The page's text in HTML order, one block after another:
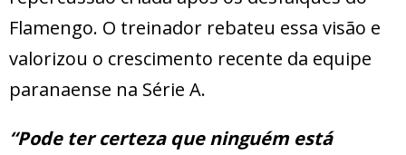
Flamengo. O treinador rebateu essa visão e
valorizou o crescimento recente da equipe
paranaense na Série A.
“Pode ter certeza que ninguém está